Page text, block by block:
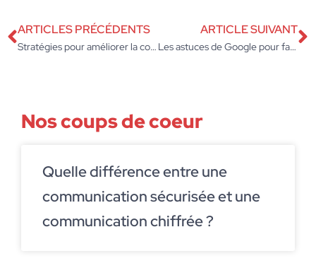
ARTICLES PRÉCÉDENTS
Stratégies pour améliorer la communication sur le lieu de travail
ARTICLE SUIVANT
Les astuces de Google pour faire économiser de l’argent à votre entreprise
Nos coups de coeur
Quelle différence entre une
communication sécurisée et une
communication chiffrée ?